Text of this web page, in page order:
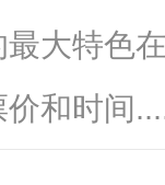
大特色
和时间